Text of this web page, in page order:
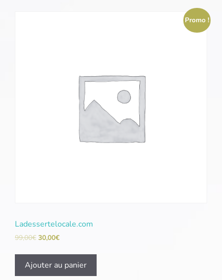
Promo !
Ladessertelocale.com
99,00€ 30,00€
Ajouter au panier